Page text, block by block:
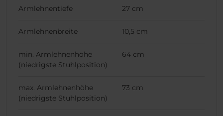
Armlehnentiefe 27 cm
Armlehnenbreite 10,5 cm
min. Armlehnenhöhe
(niedrigste Stuhlposition)
64 cm
max. Armlehnenhöhe
(niedrigste Stuhlposition)
73 cm